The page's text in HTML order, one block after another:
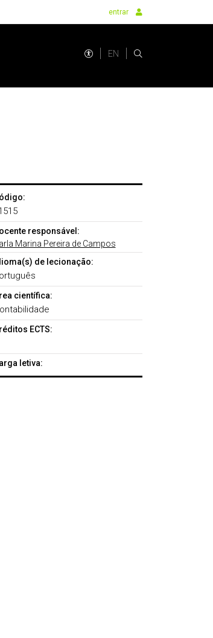
entrar
EN
responsável:
Marina Pereira de Campos
de lecionação:
científica:
ECTS:
letiva: